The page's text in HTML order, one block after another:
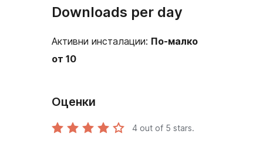
Downloads per day
Активни инсталации: По-малко
от 10
Оценки
4 out of 5 stars.